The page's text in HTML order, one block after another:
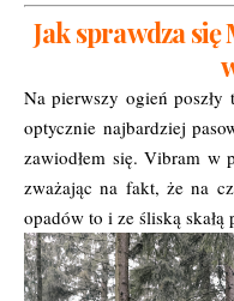
Jak sprawdza
Na pierwszy ogień
optycznie najbardziej
zawiodłem się. Vibram w
zważając na fakt, że na
opadów to i ze śliską skałą